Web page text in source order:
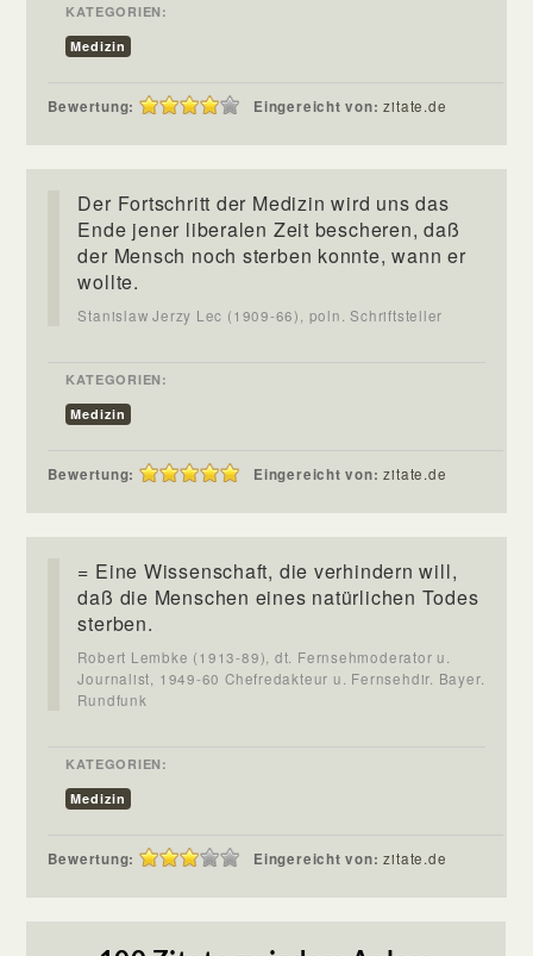
KATEGORIEN:
Medizin
Bewertung: Eingereicht von:zitate.de
Der Fortschritt der Medizin wird uns das
Ende jener liberalen Zeit bescheren, daß
der Mensch noch sterben konnte, wann er
wollte.
Stanislaw Jerzy Lec (1909-66), poln. Schriftsteller
KATEGORIEN:
Medizin
Bewertung: Eingereicht von:zitate.de
= Eine Wissenschaft, die verhindern will,
daß die Menschen eines natürlichen Todes
sterben.
Robert Lembke (1913-89), dt. Fernsehmoderator u.
Journalist, 1949-60 Chefredakteur u. Fernsehdir. Bayer.
Rundfunk
KATEGORIEN:
Medizin
Bewertung: Eingereicht von:zitate.de